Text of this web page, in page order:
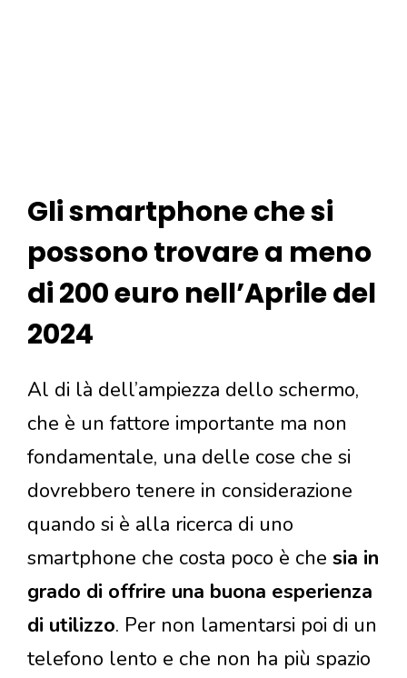
Gli smartphone che si
possono trovare a meno
di 200 euro nell’Aprile del
2024
Al di là dell’ampiezza dello schermo,
che è un fattore importante ma non
fondamentale, una delle cose che si
dovrebbero tenere in considerazione
quando si è alla ricerca di uno
smartphone che costa poco è che sia in
grado di offrire una buona esperienza
di utilizzo. Per non lamentarsi poi di un
telefono lento e che non ha più spazio